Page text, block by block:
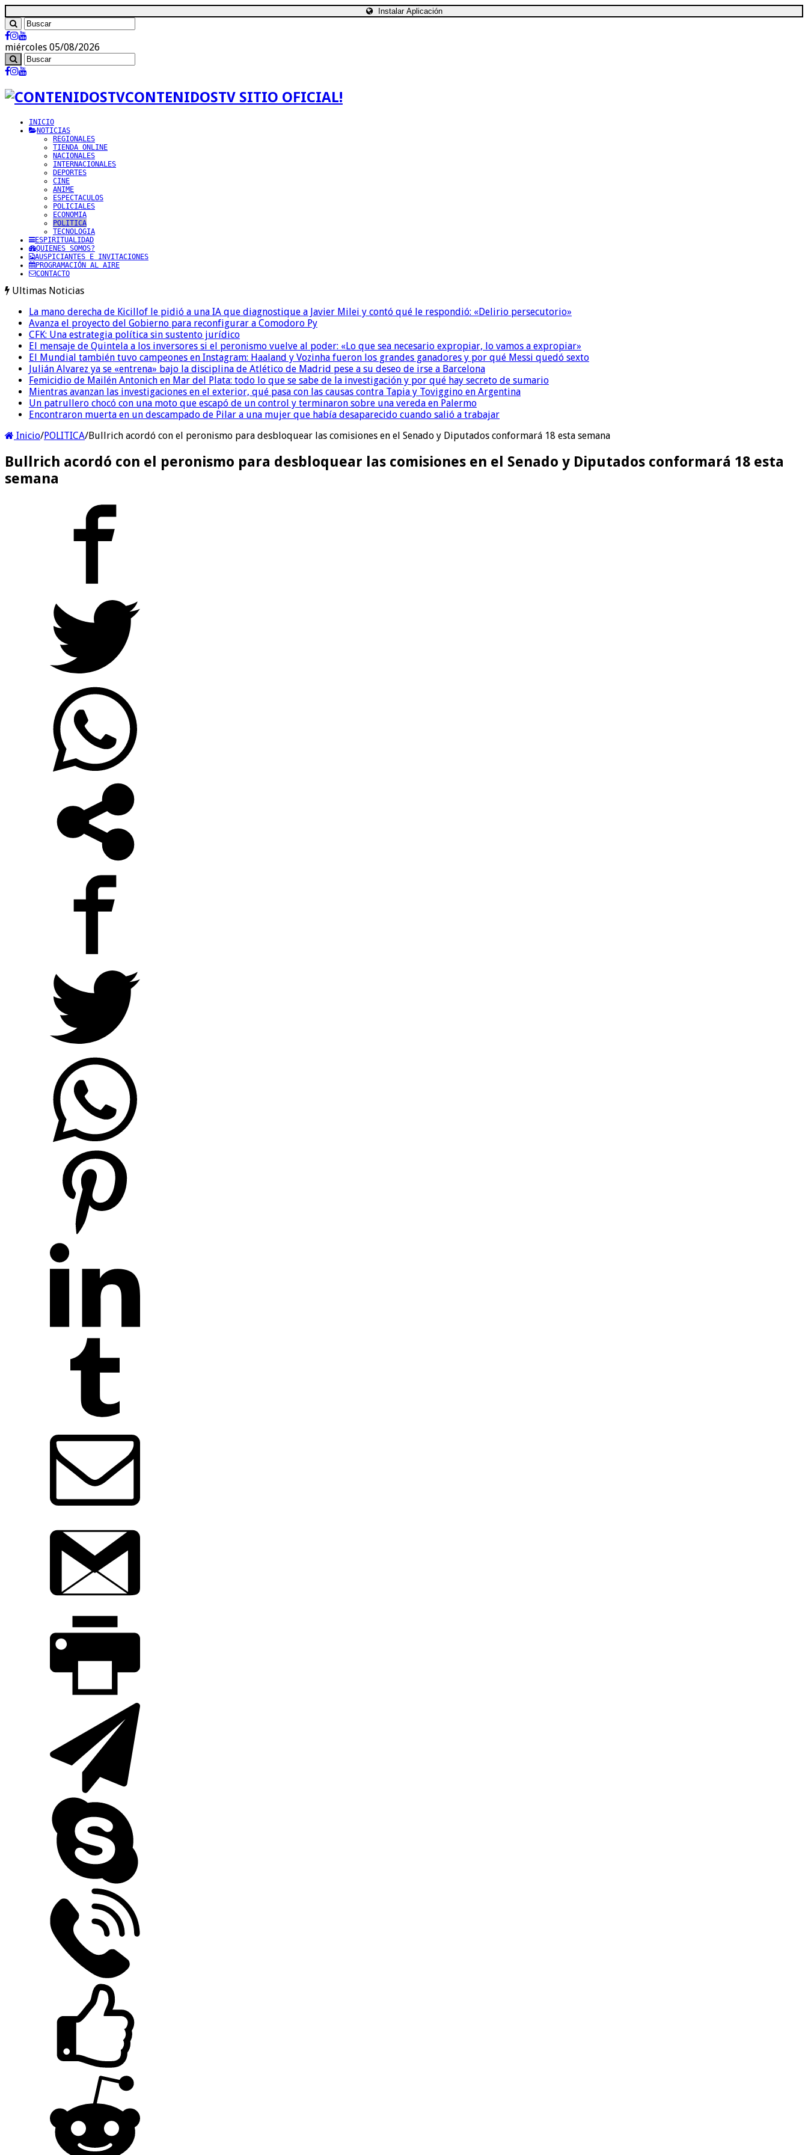
Instalar Aplicación
miércoles 05/08/2026
CONTENIDOSTV SITIO OFICIAL!
INICIO
NOTICIAS
REGIONALES
TIENDA ONLINE
NACIONALES
INTERNACIONALES
DEPORTES
CINE
ANIME
ESPECTACULOS
POLICIALES
ECONOMIA
POLITICA
TECNOLOGIA
ESPIRITUALIDAD
QUIENES SOMOS?
AUSPICIANTES E INVITACIONES
PROGRAMACIÓN AL AIRE
CONTACTO
Ultimas Noticias
La mano derecha de Kicillof le pidió a una IA que diagnostique a Javier Milei y contó qué le respondió: «Delirio persecutorio»
Avanza el proyecto del Gobierno para reconfigurar a Comodoro Py
CFK: Una estrategia política sin sustento jurídico
El mensaje de Quintela a los inversores si el peronismo vuelve al poder: «Lo que sea necesario expropiar, lo vamos a expropiar»
El Mundial también tuvo campeones en Instagram: Haaland y Vozinha fueron los grandes ganadores y por qué Messi quedó sexto
Julián Alvarez ya se «entrena» bajo la disciplina de Atlético de Madrid pese a su deseo de irse a Barcelona
Femicidio de Mailén Antonich en Mar del Plata: todo lo que se sabe de la investigación y por qué hay secreto de sumario
Mientras avanzan las investigaciones en el exterior, qué pasa con las causas contra Tapia y Toviggino en Argentina
Un patrullero chocó con una moto que escapó de un control y terminaron sobre una vereda en Palermo
Encontraron muerta en un descampado de Pilar a una mujer que había desaparecido cuando salió a trabajar
Inicio/POLITICA/Bullrich acordó con el peronismo para desbloquear las comisiones en el Senado y Diputados conformará 18 esta semana
Bullrich acordó con el peronismo para desbloquear las comisiones en el Senado y Diputados conformará 18 esta
semana